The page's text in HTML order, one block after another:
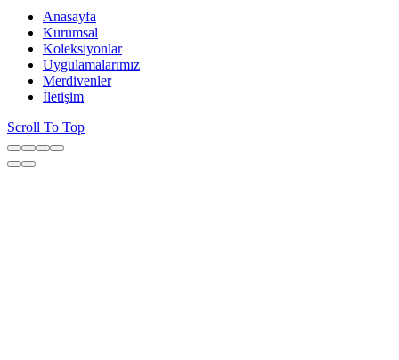
Anasayfa
Kurumsal
Koleksiyonlar
Uygulamalarımız
Merdivenler
İletişim
Scroll To Top